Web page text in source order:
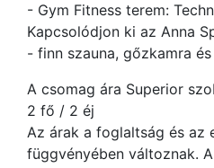
- Gym Fitness terem:
Kapcsolódjon ki az Anna
- finn szauna, gőzkamra
A csomag ára Superior
2 fő / 2 éj
Az árak a foglaltság és az
függvényében változnak.